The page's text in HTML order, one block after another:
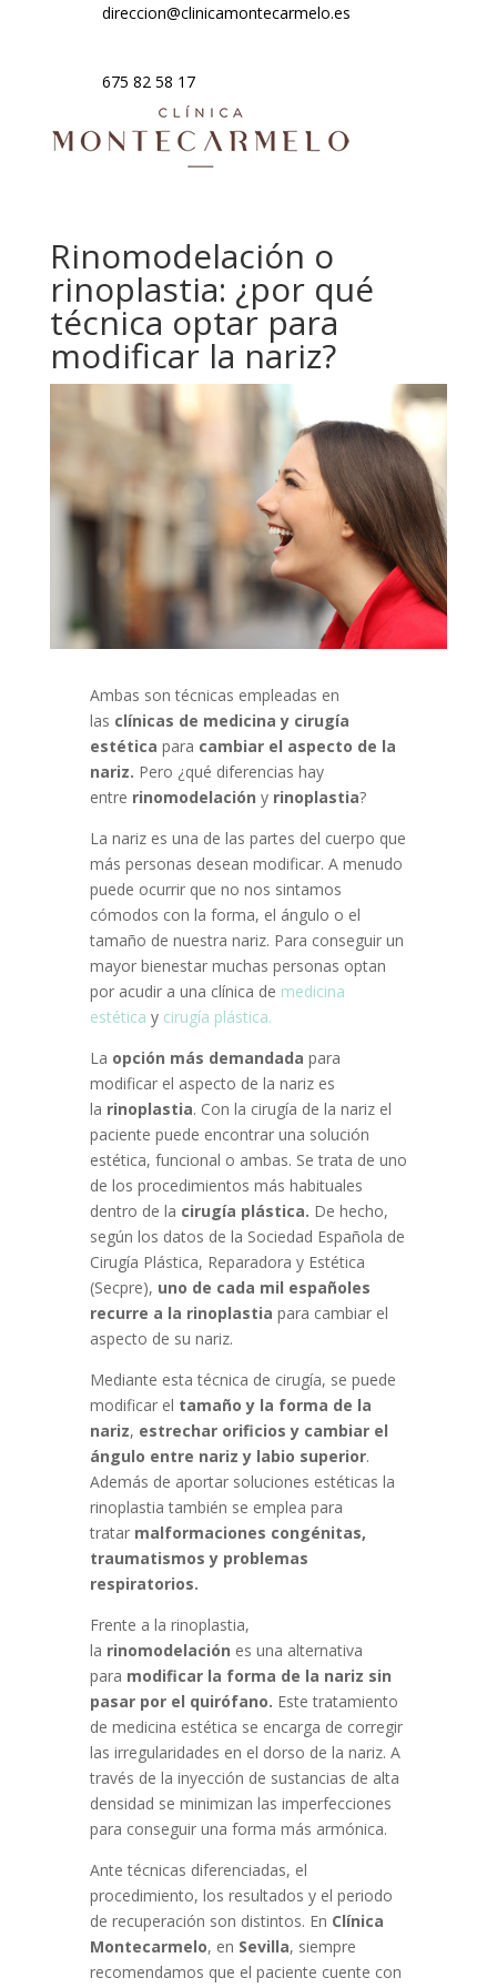
direccion@clinicamontecarmelo.es
675 82 58 17
Rinomodelación o
rinoplastia: ¿por qué
técnica optar para
modificar la nariz?
Ambas son técnicas empleadas en
las clínicas de medicina y cirugía
estética para cambiar el aspecto de la
nariz. Pero ¿qué diferencias hay
entre rinomodelación yrinoplastia?
La nariz es una de las partes del cuerpo que
más personas desean modificar. A menudo
puede ocurrir que no nos sintamos
cómodos con la forma, el ángulo o el
tamaño de nuestra nariz. Para conseguir un
mayor bienestar muchas personas optan
por acudir a una clínica de medicina
estética y cirugía plástica.
La opción más demandada para
modificar el aspecto de la nariz es
la rinoplastia. Con la cirugía de la nariz el
paciente puede encontrar una solución
estética, funcional o ambas. Se trata de uno
de los procedimientos más habituales
dentro de la cirugía plástica. De hecho,
según los datos de la Sociedad Española de
Cirugía Plástica, Reparadora y Estética
(Secpre), uno de cada mil españoles
recurre a la rinoplastia para cambiar el
aspecto de su nariz.
Mediante esta técnica de cirugía, se puede
modificar el tamaño y la forma de la
nariz, estrechar orificios y cambiar el
ángulo entre nariz y labio superior.
Además de aportar soluciones estéticas la
rinoplastia también se emplea para
tratar malformaciones congénitas,
traumatismos y problemas
respiratorios.
Frente a la rinoplastia,
la rinomodelación es una alternativa
para modificar la forma de la nariz sin
pasar por el quirófano. Este tratamiento
de medicina estética se encarga de corregir
las irregularidades en el dorso de la nariz. A
través de la inyección de sustancias de alta
densidad se minimizan las imperfecciones
para conseguir una forma más armónica.
Ante técnicas diferenciadas, el
procedimiento, los resultados y el periodo
de recuperación son distintos. En Clínica
Montecarmelo, en Sevilla, siempre
recomendamos que el paciente cuente con